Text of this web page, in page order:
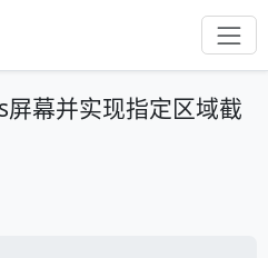
幕并实现指定区域截